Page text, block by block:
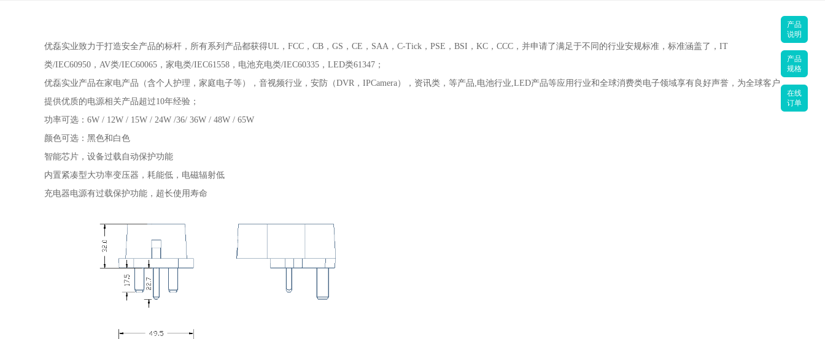
优磊实业致力于打造安全产品的标杆，所有系列产品都获得UL，FCC，CB，GS，CE，SAA，C-Tick，PSE，BSI，KC，CCC，并申请了满足于不同的行业安规标准，标准涵盖了，IT
类/IEC60950，AV类/IEC60065，家电类/IEC61558，电池充电类/IEC60335，LED类61347；
优磊实业产品在家电产品（含个人护理，家庭电子等），音视频行业，安防（DVR，IPCamera），资讯类，等产品,电池行业,LED产品等应用行业和全球消费类电子领域享有良好声誉，为全球客户
提供优质的电源相关产品超过10年经验；
功率可选：6W / 12W / 15W / 24W /36/ 36W / 48W / 65W
颜色可选：黑色和白色
智能芯片，设备过载自动保护功能
内置紧凑型大功率变压器，耗能低，电磁辐射低
充电器电源有过载保护功能，超长使用寿命
产品
说明
产品
规格
在线
订单